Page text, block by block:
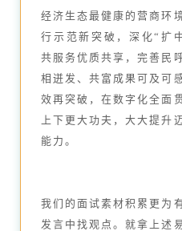
经济生态最健康的营商环
行示范新突破，深化“扩
共服务优质共享，完善民
相迸发、共富成果可及可
效再突破，在数字化全面
上下更大功夫，大大提升
能力。
我们的面试素材积累更为
发言中找观点。就拿上述